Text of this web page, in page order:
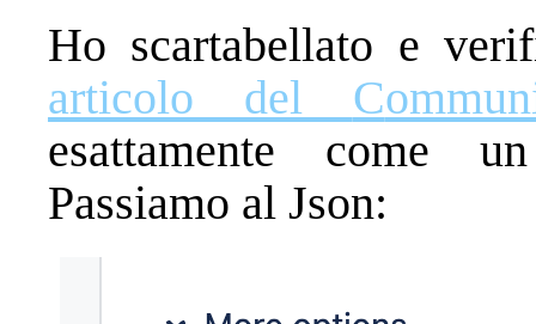
Ho scartabellato e
articolo del C
esattamente come
Passiamo al Json: